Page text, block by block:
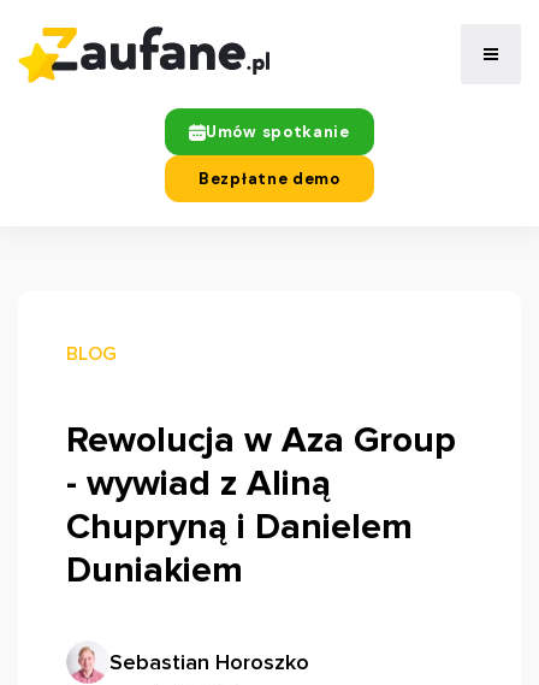
Umów spotkanie
Bezpłatne demo
BLOG
Rewolucja w Aza Group
- wywiad z Aliną
Chupryną i Danielem
Duniakiem
Sebastian Horoszko